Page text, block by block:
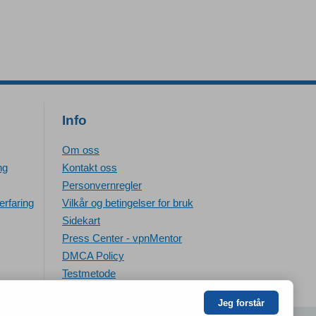
Info
Om oss
Kontakt oss
Personvernregler
Vilkår og betingelser for bruk
Sidekart
Press Center - vpnMentor
DMCA Policy
Testmetode
Jeg forstår